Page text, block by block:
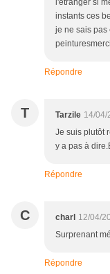
instants ces
je ne sais pas
Répondre
T Tarzile 14/04/
Je suis plutôt
y a pas à
Répondre
C charl 12/04/
Surprenant
Répondre